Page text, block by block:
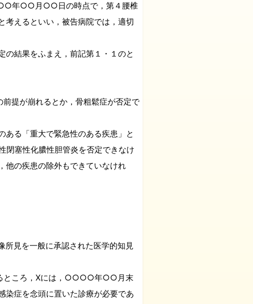
年○○月○○日の時点で，第４腰椎
考えるといい，被告病院では，適切
結果をふまえ，前記第１・１のと
提が崩れるとか，骨粗鬆症が否定で
る「重大で緊急性のある疾患」と
閉塞性化膿性胆管炎を否定できなけ
他の疾患の除外もできていなけれ
見を一般に承認された医学的知見
るところ，Xには，○○○○年○○月末
染症を念頭に置いた診療が必要であ